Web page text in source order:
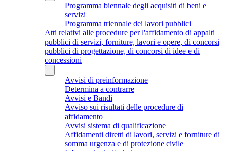
Programma biennale degli acquisiti di beni e
servizi
Programma triennale dei lavori pubblici
Atti relativi alle procedure per l'affidamento di appalti
pubblici di servizi, forniture, lavori e opere, di concorsi
pubblici di progettazione, di concorsi di idee e di
concessioni
Avvisi di preinformazione
Determina a contrarre
Avvisi e Bandi
Avviso sui risultati delle procedure di
affidamento
Avvisi sistema di qualificazione
Affidamenti diretti di lavori, servizi e forniture di
somma urgenza e di protezione civile